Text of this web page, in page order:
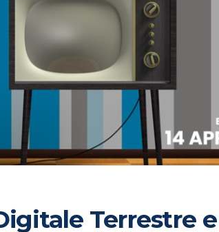
Terrestre e